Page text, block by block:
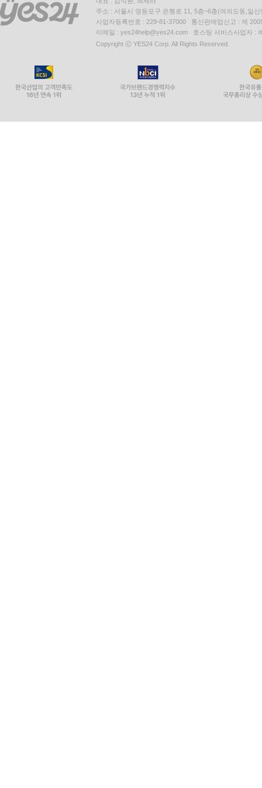
주소 : 서울시 영등포구 은행로 11, 5층~6층(여의도동,일신
사업자등록번호 : 229-81-37000 통신판매업신고 : 제
이메일 : yes24help@yes24.com 호스팅 서비스사업자 :
Copyright ⓒ YES24 Corp. All Rights Reserved.